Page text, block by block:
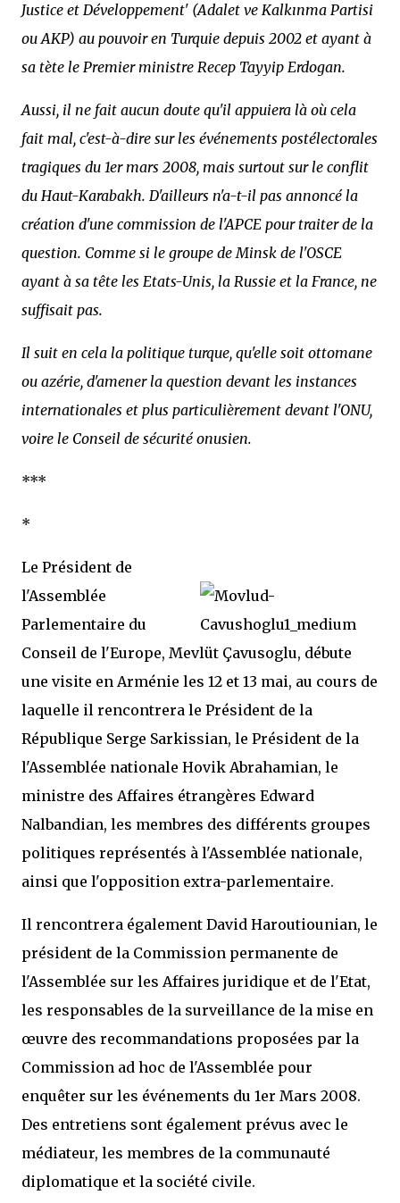
Justice et Développement' (Adalet ve Kalkınma Partisi
ou AKP) au pouvoir en Turquie depuis 2002 et ayant à
sa tète le Premier ministre Recep Tayyip Erdogan.
Aussi, il ne fait aucun doute qu'il appuiera là où cela
fait mal, c'est-à-dire sur les événements postélectorales
tragiques du 1er mars 2008, mais surtout sur le conflit
du Haut-Karabakh. D'ailleurs n'a-t-il pas annoncé la
création d'une commission de l'APCE pour traiter de la
question. Comme si le groupe de Minsk de l'OSCE
ayant à sa tête les Etats-Unis, la Russie et la France, ne
suffisait pas.
Il suit en cela la politique turque, qu'elle soit ottomane
ou azérie, d'amener la question devant les instances
internationales et plus particulièrement devant l'ONU,
voire le Conseil de sécurité onusien.
***
*
Le Président de
l'Assemblée
Parlementaire du
Conseil de l'Europe, Mevlüt Çavusoglu, débute
une visite en Arménie les 12 et 13 mai, au cours de
laquelle il rencontrera le Président de la
République Serge Sarkissian, le Président de la
l'Assemblée nationale Hovik Abrahamian, le
ministre des Affaires étrangères Edward
Nalbandian, les membres des différents groupes
politiques représentés à l'Assemblée nationale,
ainsi que l'opposition extra-parlementaire.
Il rencontrera également David Haroutiounian, le
président de la Commission permanente de
l'Assemblée sur les Affaires juridique et de l'Etat,
les responsables de la surveillance de la mise en
œuvre des recommandations proposées par la
Commission ad hoc de l'Assemblée pour
enquêter sur les événements du 1er Mars 2008.
Des entretiens sont également prévus avec le
médiateur, les membres de la communauté
diplomatique et la société civile.